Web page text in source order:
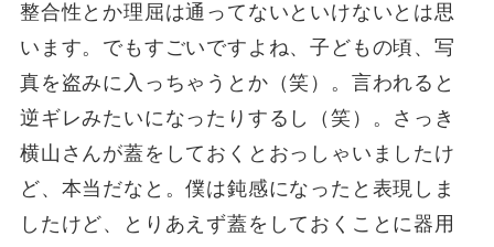
整合性とか理屈は通ってないといけないとは思
います。でもすごいですよね、子どもの頃、写
真を盗みに入っちゃうとか（笑）。言われると
逆ギレみたいになったりするし（笑）。さっき
横山さんが蓋をしておくとおっしゃいましたけ
ど、本当だなと。僕は鈍感になったと表現しま
したけど、とりあえず蓋をしておくことに器用